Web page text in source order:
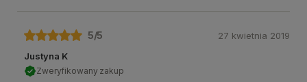
5/5
Justyna K
Zweryfikowany zakup
27 kwietnia 2019